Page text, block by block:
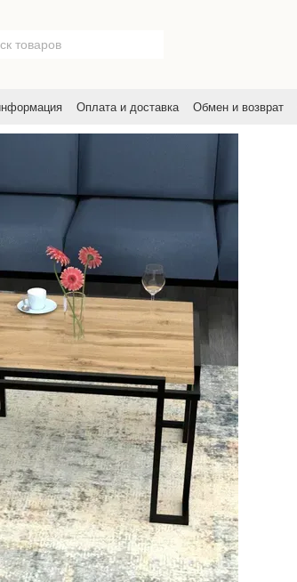
Оплата и доставка Обмен и возврат